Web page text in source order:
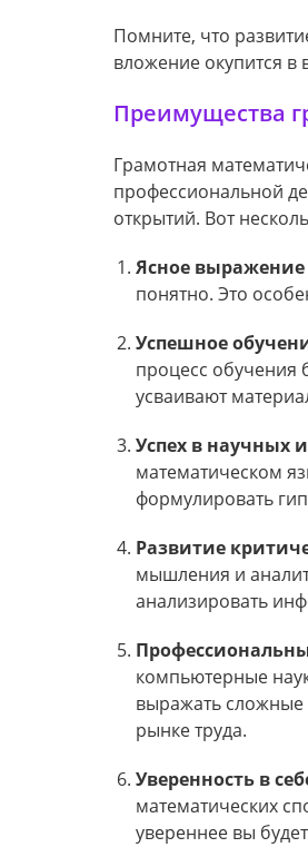
Помните, что
вложение окупится
Преимущества
Грамотная
профессиональной
открытий. Вот
Ясное
понятно. Это
Успешное
процесс обучения
усваивают
Успех в научных
математическом
формулировать
Развитие
мышления и
анализировать
компьютерные
выражать сложные
рынке труда.
Уверенность в
математических
увереннее вы